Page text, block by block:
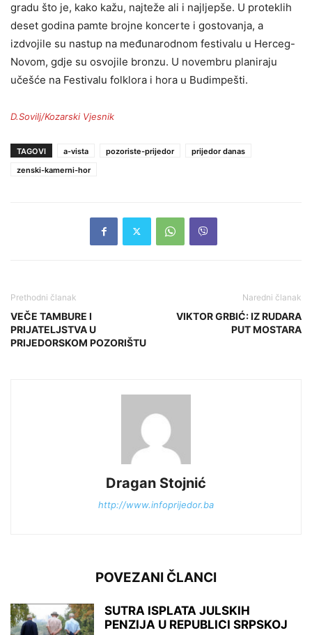
gradu što je, kako kažu, najteže ali i najljepše. U proteklih
deset godina pamte brojne koncerte i gostovanja, a
izdvojile su nastup na međunarodnom festivalu u Herceg-
Novom, gdje su osvojile bronzu. U novembru planiraju
učešće na Festivalu folklora i hora u Budimpešti.
D.Sovilj/Kozarski Vjesnik
TAGOVI a-vista pozoriste-prijedor
prijedor danas
zenski-kamerni-hor
Prethodni članak
VEČE TAMBURE I
PRIJATELJSTVA U
PRIJEDORSKOM POZORIŠTU
Naredni članak
VIKTOR GRBIĆ: IZ RUDARA
PUT MOSTARA
Dragan Stojnić
http://www.infoprijedor.ba
POVEZANI ČLANCI
SUTRA ISPLATA JULSKIH
PENZIJA U REPUBLICI SRPSKOJ